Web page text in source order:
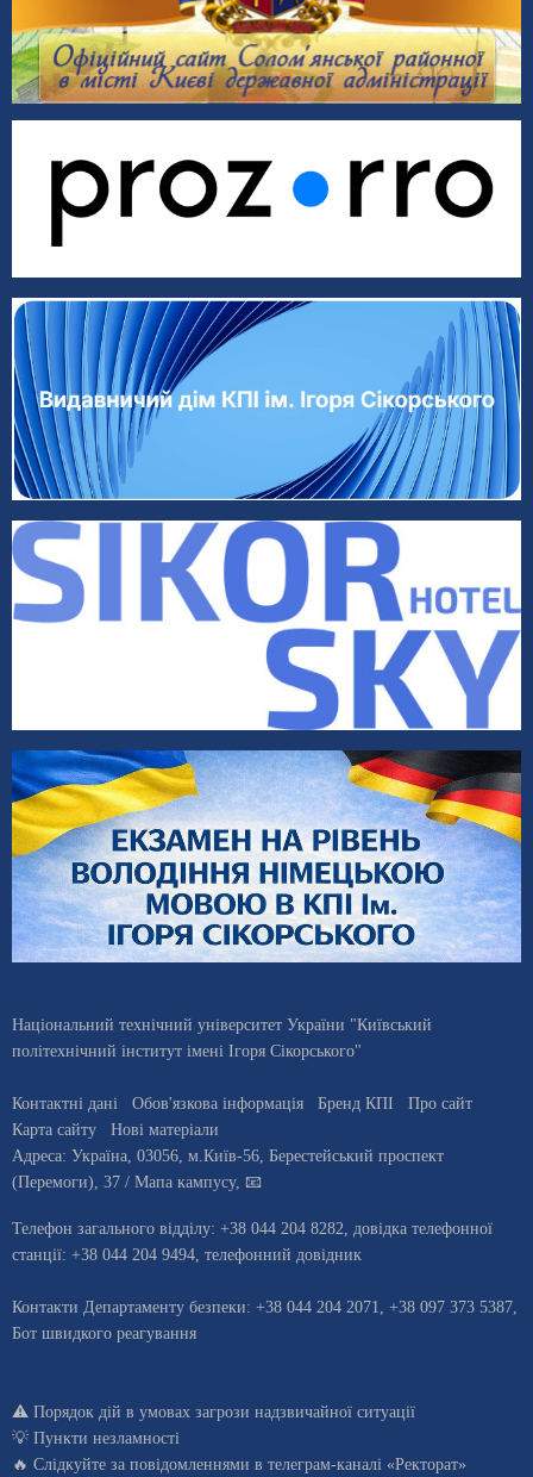
Національний технічний університет України "Київський
політехнічний інститут імені Ігоря Сікорського"
Контактні дані Обов'язкова інформація Бренд КПІ
Про сайт
Карта сайту
Нові матеріали
Адреса: Україна, 03056, м.Київ-56, Берестейський проспект
(Перемоги), 37 / Мапа кампусу, 📧
Телефон загального відділу: +38 044 204 8282, довiдка телефонної
станцiї: +38 044 204 9494, телефонний довідник
Контакти Департаменту безпеки: +38 044 204 2071, +38 097 373 5387,
Бот швидкого реагування
⚠️ Порядок дій в умовах загрози надзвичайної ситуації
💡 Пункти незламності
🔥 Слідкуйте за повідомленнями в телеграм-каналі «Ректорат»